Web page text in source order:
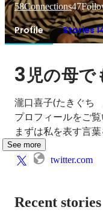
58Connections47
Profile Stories
3児の母で
瀧口喜子(たきぐち
プロフィールをご
まずは私を表す言
See more
twitter.com
Recent stories